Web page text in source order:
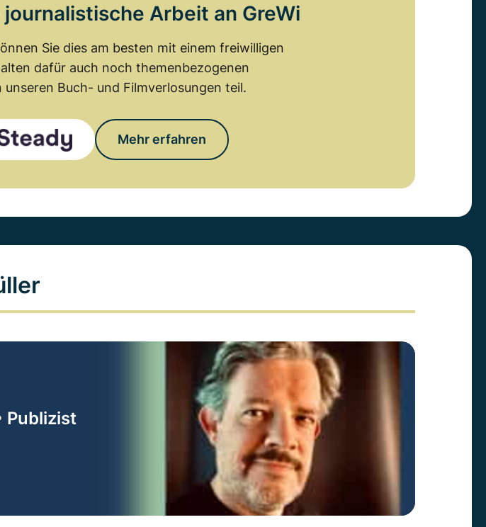
Arbeit an GreWi
Sie dies am besten mit einem freiwilligen
dafür auch noch themenbezogenen
Buch- und Filmverlosungen teil.
Mehr erfahren
Publizist